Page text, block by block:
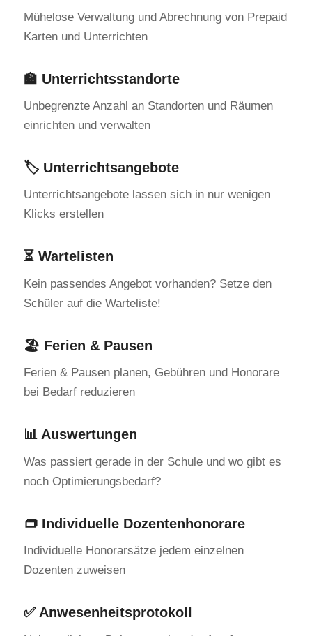
Mühelose Verwaltung und Abrechnung von Prepaid
Karten und Unterrichten
🏫 Unterrichtsstandorte
Unbegrenzte Anzahl an Standorten und Räumen
einrichten und verwalten
🏷️ Unterrichtsangebote
Unterrichtsangebote lassen sich in nur wenigen
Klicks erstellen
⏳ Wartelisten
Kein passendes Angebot vorhanden? Setze den
Schüler auf die Warteliste!
🏖️ Ferien & Pausen
Ferien & Pausen planen, Gebühren und Honorare
bei Bedarf reduzieren
📊 Auswertungen
Was passiert gerade in der Schule und wo gibt es
noch Optimierungsbedarf?
👝 Individuelle Dozentenhonorare
Individuelle Honorarsätze jedem einzelnen
Dozenten zuweisen
✅ Anwesenheitsprotokoll